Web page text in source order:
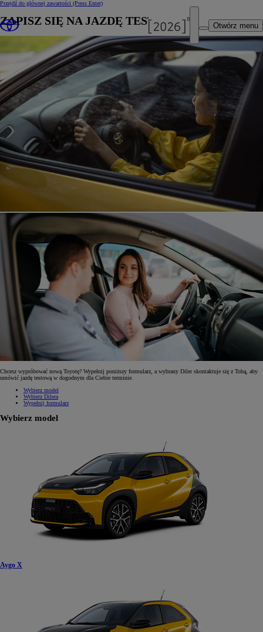
Przejdź do głównej zawartości (Press Enter)
Otwórz menu
ZAPISZ SIĘ NA JAZDĘ TESTOWĄ
Chcesz wypróbować nową Toyotę? Wypełnij poniższy formularz, a wybrany Diler skontaktuje się z Tobą, aby
umówić jazdę testową w dogodnym dla Ciebie terminie.
Wybierz model
Wybierz Dilera
Wypełnij formularz
Wybierz model
Aygo X